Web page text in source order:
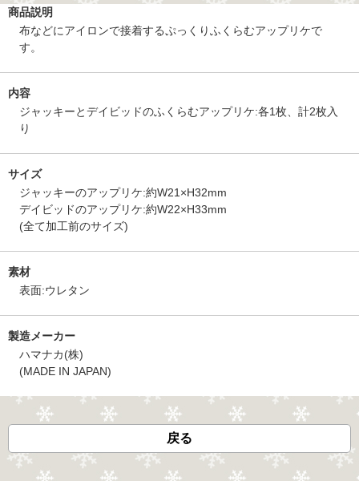
商品説明
布などにアイロンで接着するぷっくりふくらむアップリケで
す。
内容
ジャッキーとデイビッドのふくらむアップリケ:各1枚、計2枚入
り
サイズ
ジャッキーのアップリケ:約W21×H32mm
デイビッドのアップリケ:約W22×H33mm
(全て加工前のサイズ)
素材
表面:ウレタン
製造メーカー
ハマナカ(株)
(MADE IN JAPAN)
戻る